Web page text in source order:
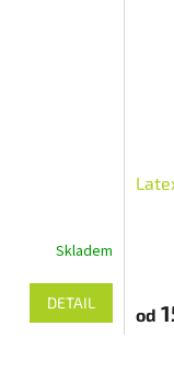
Skladem
DETAIL
od